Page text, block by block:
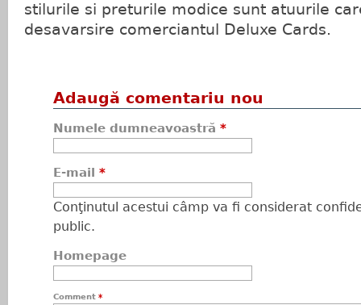
stilurile si preturile modice sunt atuurile
desavarsire comerciantul Deluxe Cards.
Adaugă comentariu nou
Numele dumneavoastră *
E-mail *
Conţinutul acestui câmp va fi considerat
public.
Homepage
Comment *